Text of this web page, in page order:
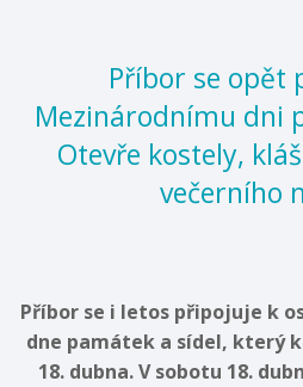
Příbor se opět
Mezinárodnímu dni
Otevře kostely,
večerního
Příbor se i letos připojuje k
dne památek a sídel, který
18. dubna. V sobotu 18.